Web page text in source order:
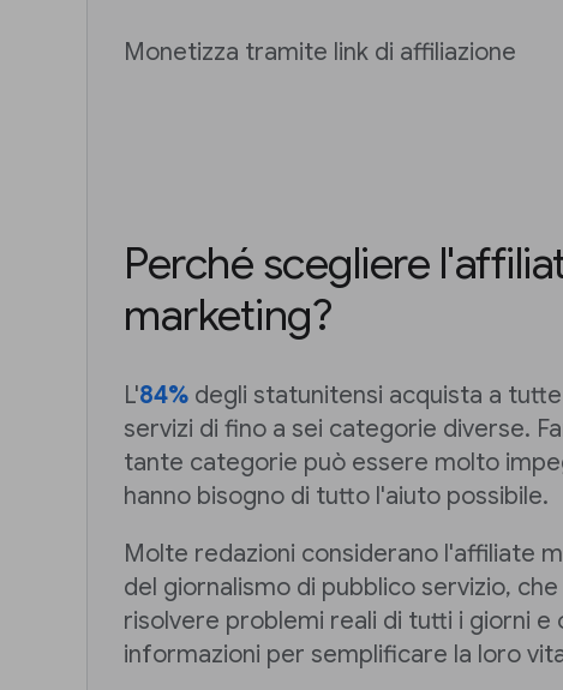
Monetizza tramite link di affiliazione
Perché scegliere
marketing?
L'84% degli statunitensi acquista a
servizi di fino a sei categorie diverse.
tante categorie può essere molto
hanno bisogno di tutto l'aiuto possibile.
Molte redazioni considerano l'affiliate
del giornalismo di pubblico servizio,
risolvere problemi reali di tutti i giorni e
informazioni per semplificare la loro